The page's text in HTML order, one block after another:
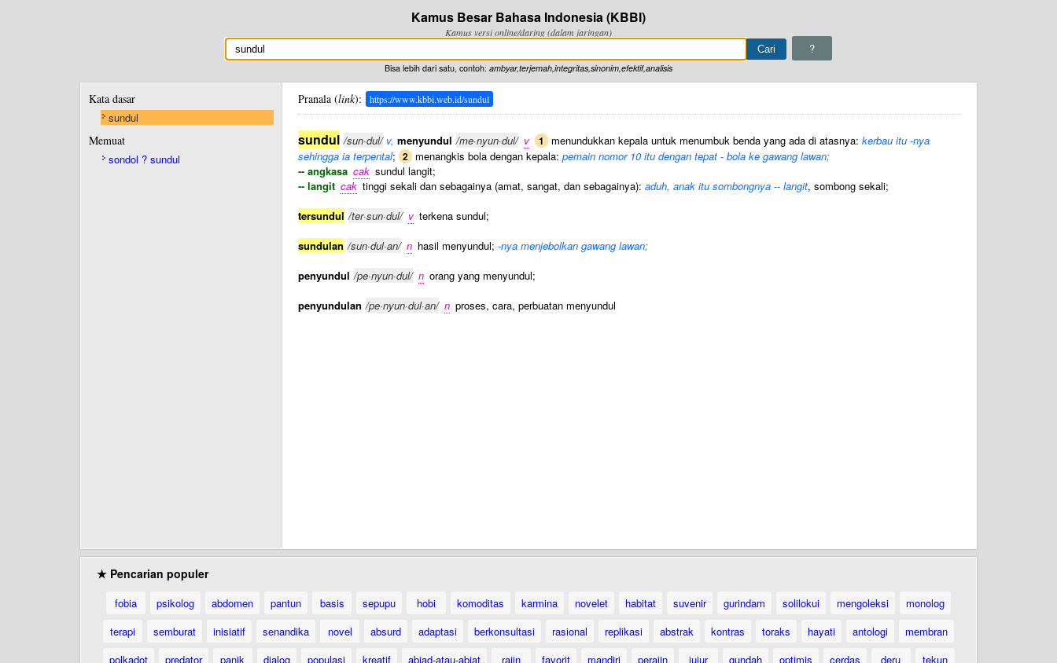
Kamus Besar Bahasa Indonesia (KBBI)
Kamus versi online/daring (dalam jaringan)
?
Bisa lebih dari satu, contoh: ambyar,terjemah,integritas,sinonim,efektif,analisis
Kata dasar
sundul
Memuat
sondol ? sundul
Pranala (link): https://www.kbbi.web.id/sundul
sundul /sun·dul/ v, menyundul /me·nyun·dul/ v 1 menundukkan kepala untuk menumbuk benda yang ada di atasnya: kerbau itu -nya
sehingga ia terpental; 2 menangkis bola dengan kepala: pemain nomor 10 itu dengan tepat - bola ke gawang lawan;
-- angkasa cak sundul langit;
-- langit cak tinggi sekali dan sebagainya (amat, sangat, dan sebagainya): aduh, anak itu sombongnya -- langit, sombong sekali;
tersundul /ter·sun·dul/ v terkena sundul;
sundulan /sun·dul·an/ n hasil menyundul; -nya menjebolkan gawang lawan;
penyundul /pe·nyun·dul/ n orang yang menyundul;
penyundulan /pe·nyun·dul·an/ n proses, cara, perbuatan menyundul
★ Pencarian populer
fobia psikolog abdomen pantun basis sepupu hobi komoditas karmina novelet habitat suvenir gurindam solilokui mengoleksi
monolog
terapi
semburat inisiatif senandika novel absurd adaptasi berkonsultasi rasional replikasi abstrak kontras toraks hayati antologi
membran
polkadot
predator panik dialog populasi kreatif abjad-atau-abjat rajin favorit mandiri perajin jujur gundah optimis cerdas deru
tekun